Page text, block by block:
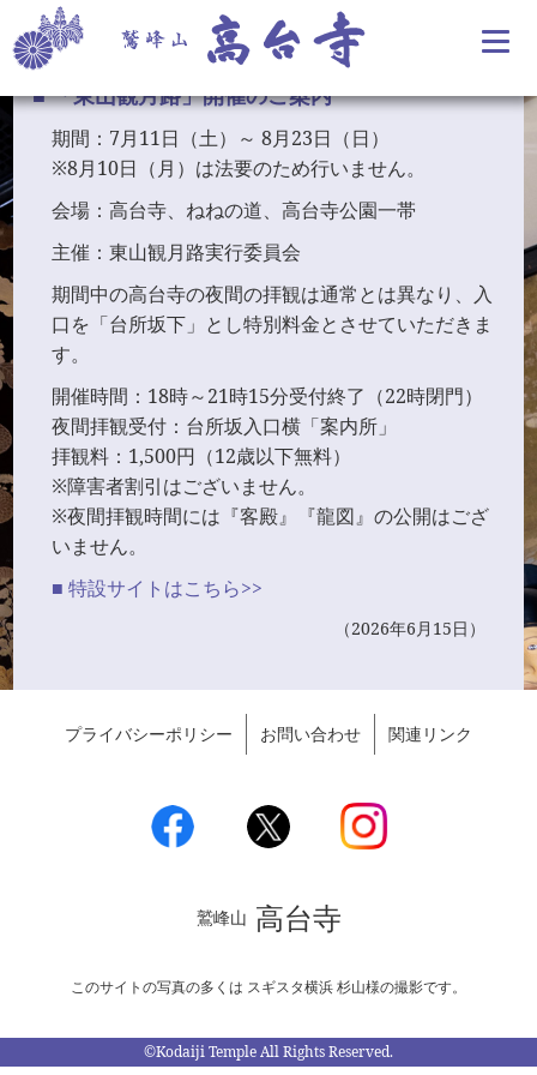
「東山観月路」開催のご案内
期間：7月11日（土）～ 8月23日（日）
※8月10日（月）は法要のため行いません。
会場：高台寺、ねねの道、高台寺公園一帯
主催：東山観月路実行委員会
期間中の高台寺の夜間の拝観は通常とは異なり、入
口を「台所坂下」とし特別料金とさせていただきま
す。
開催時間：18時～21時15分受付終了（22時閉門）
夜間拝観受付：台所坂入口横「案内所」
拝観料：1,500円（12歳以下無料）
※障害者割引はございません。
※夜間拝観時間には『客殿』『龍図』の公開はござ
いません。
■ 特設サイトはこちら>>
（2026年6月15日）
プライバシーポリシー お問い合わせ 関連リンク
鷲峰山 高台寺
このサイトの写真の多くは スギスタ横浜 杉山様の撮影です。
©Kodaiji Temple All Rights Reserved.